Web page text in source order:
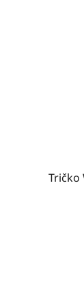
Tričko